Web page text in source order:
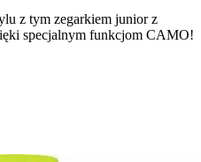
z tym zegarkiem junior z
specjalnym funkcjom CAMO!